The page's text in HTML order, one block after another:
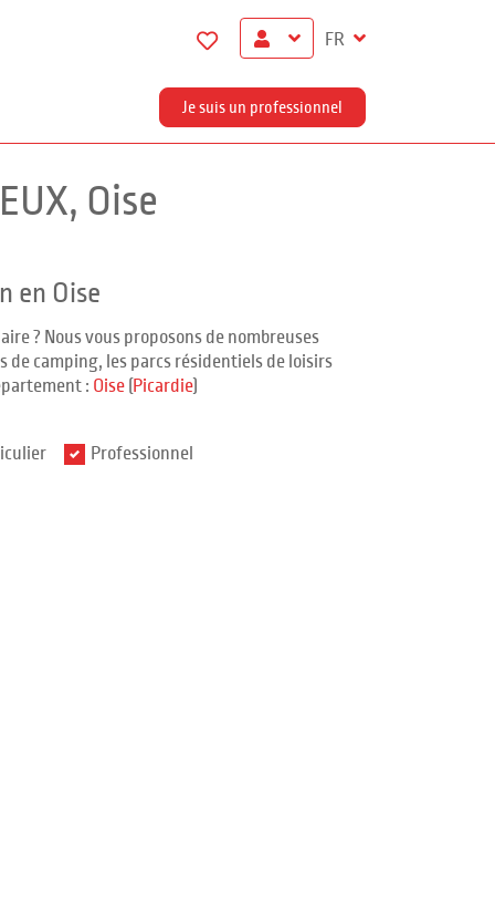
FR
Je suis un professionnel
Oise
en Oise
? Nous vous proposons de nombreuses
de camping, les parcs résidentiels de loisirs
: Oise (Picardie)
Professionnel